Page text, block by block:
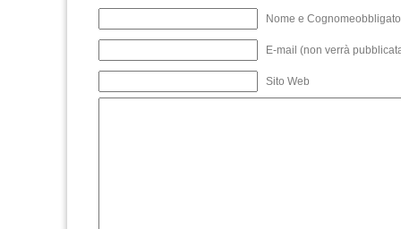
Nome e
E-mail (non verrà
Sito Web